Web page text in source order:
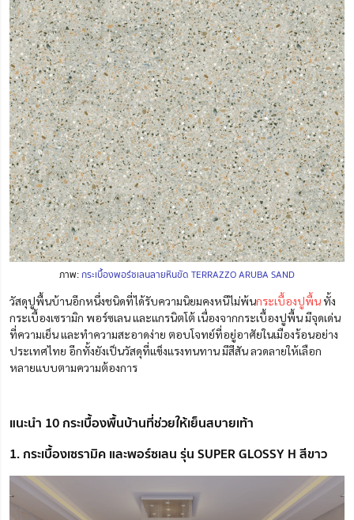
ภาพ:กระเบื้องพอร์ซเลนลายหินขัด TERRAZZO ARUBA SAND
วัสดุปูพื้นบ้านอีกหนึ่งชนิดที่ได้รับความนิยมคงหนีไม่พ้นกระเบื้องปูพื้นทั้ง
กระเบื้องเซรามิก พอร์ซเลน และแกรนิตโต้ เนื่องจากกระเบื้องปูพื้น มีจุดเด่น
ที่ความเย็น และทำความสะอาดง่าย ตอบโจทย์ที่อยู่อาศัยในเมืองร้อนอย่าง
ประเทศไทย อีกทั้งยังเป็นวัสดุที่แข็งแรงทนทาน มีสีสัน ลวดลายให้เลือก
หลายแบบตามความต้องการ
แนะนำ 10 กระเบื้องพื้นบ้านที่ช่วยให้เย็นสบายเท้า
1. กระเบื้องเซรามิค และพอร์ซเลน รุ่น SUPER GLOSSY H สีขาว